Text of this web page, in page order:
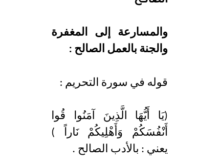
والمسارعة إلى المغفرة
والجنة بالعمل الصالح :
قوله في سورة التحريم :
(يَا أَيُّهَا الَّذِينَ آمَنُوا قُوا
أَنْفُسَكُمْ وَأَهْلِيكُمْ نَاراً )
يعني : بالأدب الصالح .